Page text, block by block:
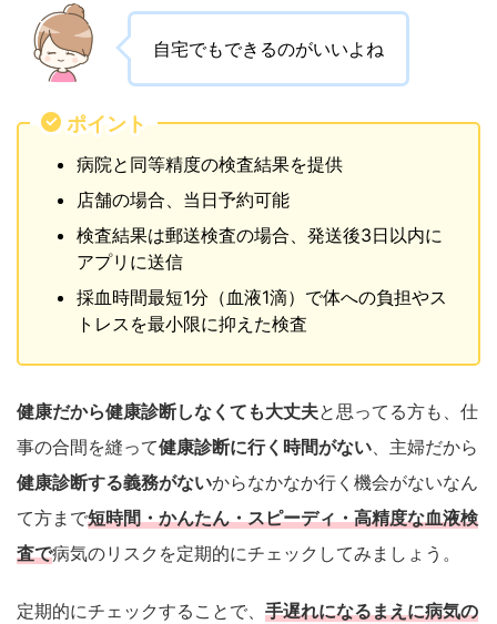
自宅でもできるのがいいよね
ポイント
病院と同等精度の検査結果を提供
店舗の場合、当日予約可能
検査結果は郵送検査の場合、発送後3日以内に
アプリに送信
採血時間最短1分（血液1滴）で体への負担やス
トレスを最小限に抑えた検査
健康だから健康診断しなくても大丈夫と思ってる方も、仕
事の合間を縫って健康診断に行く時間がない、主婦だから
健康診断する義務がないからなかなか行く機会がないなん
て方まで短時間・かんたん・スピーディ・高精度な血液検
査で病気のリスクを定期的にチェックしてみましょう。
定期的にチェックすることで、 手遅れになるまえに病気の